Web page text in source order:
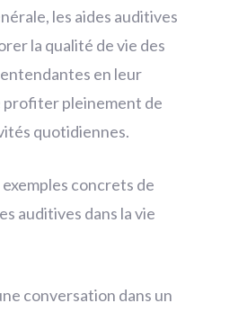
les aides auditives
la qualité de vie des
en leur
pleinement de
quotidiennes.
concrets de
auditives dans la vie
conversation dans un